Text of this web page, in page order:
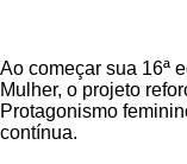
Ao começar sua 16ª
Mulher, o projeto
Protagonismo
contínua.